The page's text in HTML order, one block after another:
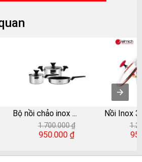
Bộ nồi chảo inox ...
1.700.000 ₫
950.000 ₫
Nồi Inox